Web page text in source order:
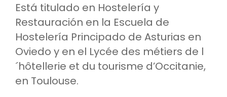
Está titulado en Hostelería y
Restauración en la Escuela de
Hostelería Principado de Asturias en
Oviedo y en el Lycée des métiers de l
´hôtellerie et du tourisme d’Occitanie,
en Toulouse.